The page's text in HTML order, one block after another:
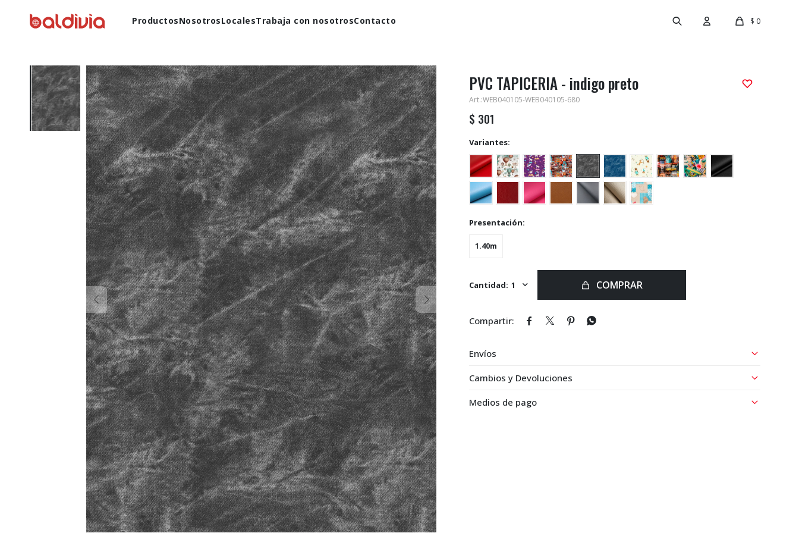
ProductosNosotrosLocalesTrabaja con nosotrosContacto $ 0
PVC TAPICERIA - indigo preto
WEB040105-WEB040105-680
$ 301
Variantes:
Presentación:
1.40m
1 COMPRAR
   
Envíos
Cambios y Devoluciones
Medios de pago